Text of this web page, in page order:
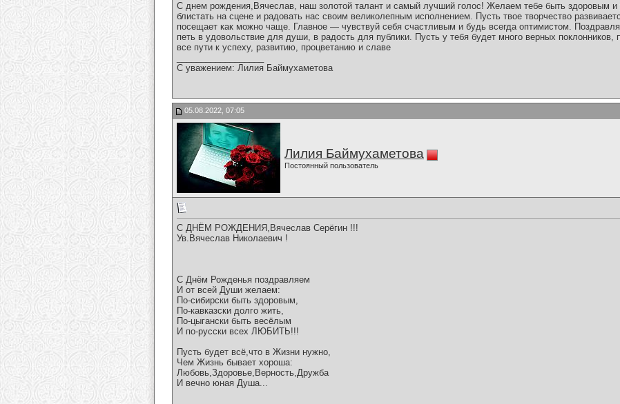
С днем рождения,Вячеслав, наш золотой талант и самый лучший голос! Желаем тебе быть здоровым
блистать на сцене и радовать нас своим великолепным исполнением. Пусть твое творчество
посещает как можно чаще. Главное — чувствуй себя счастливым и будь всегда оптимистом.
петь в удовольствие для души, в радость для публики. Пусть у тебя будет много верных поклонников,
все пути к успеху, развитию, процветанию и славе
С уважением: Лилия Баймухаметова
05.08.2022, 07:05
Лилия Баймухаметова
Постоянный пользователь
С ДНЁМ РОЖДЕНИЯ,Вячеслав Серёгин !!!
Ув.Вячеслав Николаевич !
С Днём Рожденья поздравляем
И от всей Души желаем:
По-сибирски быть здоровым,
По-кавказски долго жить,
По-цыгански быть весёлым
И по-русски всех ЛЮБИТЬ!!!
Пусть будет всё,что в Жизни нужно,
Чем Жизнь бывает хороша:
Любовь,Здоровье,Верность,Дружба
И вечно юная Душа...